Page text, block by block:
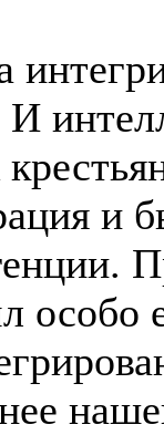
и
особо